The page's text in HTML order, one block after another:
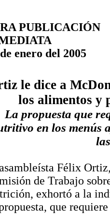
PUBLICACIÓN
enero del 2005
le dice a
los alimentos y
La propuesta que
en los menús
Félix
de Trabajo
exhortó a la
que